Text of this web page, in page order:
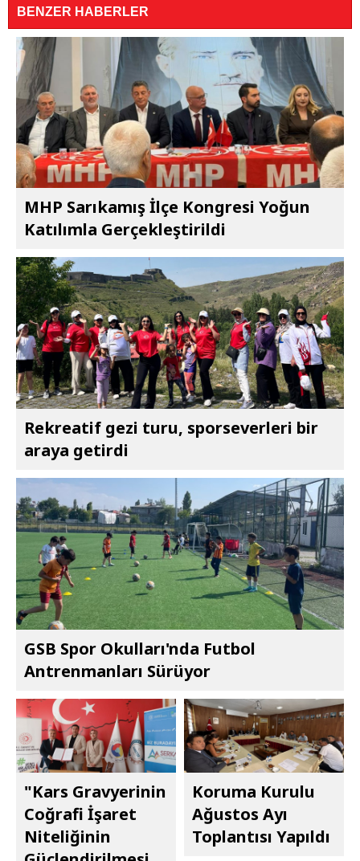
BENZER HABERLER
MHP Sarıkamış İlçe Kongresi Yoğun
Katılımla Gerçekleştirildi
Rekreatif gezi turu, sporseverleri bir
araya getirdi
GSB Spor Okulları'nda Futbol
Antrenmanları Sürüyor
"Kars Gravyerinin
Coğrafi İşaret
Niteliğinin
Koruma Kurulu
Ağustos Ayı
Toplantısı Yapıldı